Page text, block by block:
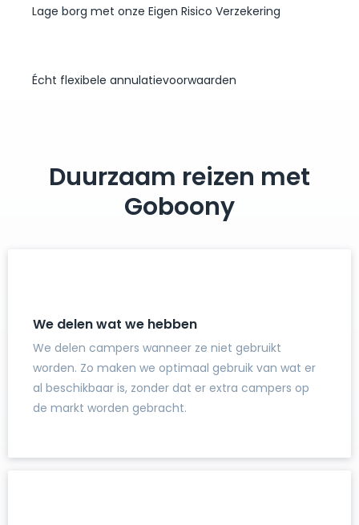
Lage borg met onze Eigen Risico Verzekering
Écht flexibele annulatievoorwaarden
Duurzaam reizen met
Goboony
We delen wat we hebben
We delen campers wanneer ze niet gebruikt
worden. Zo maken we optimaal gebruik van wat er
al beschikbaar is, zonder dat er extra campers op
de markt worden gebracht.